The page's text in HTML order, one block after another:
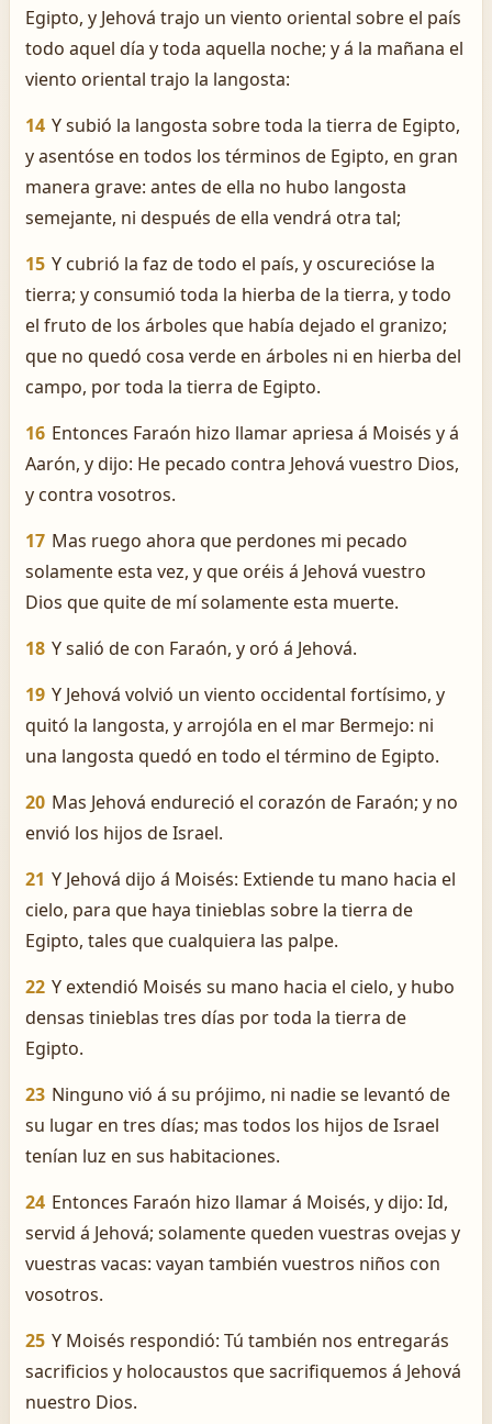
Egipto, y Jehová trajo un viento oriental sobre el país
todo aquel día y toda aquella noche; y á la mañana el
viento oriental trajo la langosta:
14 Y subió la langosta sobre toda la tierra de Egipto,
y asentóse en todos los términos de Egipto, en gran
manera grave: antes de ella no hubo langosta
semejante, ni después de ella vendrá otra tal;
15 Y cubrió la faz de todo el país, y oscurecióse la
tierra; y consumió toda la hierba de la tierra, y todo
el fruto de los árboles que había dejado el granizo;
que no quedó cosa verde en árboles ni en hierba del
campo, por toda la tierra de Egipto.
16 Entonces Faraón hizo llamar apriesa á Moisés y á
Aarón, y dijo: He pecado contra Jehová vuestro Dios,
y contra vosotros.
17 Mas ruego ahora que perdones mi pecado
solamente esta vez, y que oréis á Jehová vuestro
Dios que quite de mí solamente esta muerte.
18 Y salió de con Faraón, y oró á Jehová.
19 Y Jehová volvió un viento occidental fortísimo, y
quitó la langosta, y arrojóla en el mar Bermejo: ni
una langosta quedó en todo el término de Egipto.
20 Mas Jehová endureció el corazón de Faraón; y no
envió los hijos de Israel.
21 Y Jehová dijo á Moisés: Extiende tu mano hacia el
cielo, para que haya tinieblas sobre la tierra de
Egipto, tales que cualquiera las palpe.
22 Y extendió Moisés su mano hacia el cielo, y hubo
densas tinieblas tres días por toda la tierra de
Egipto.
23 Ninguno vió á su prójimo, ni nadie se levantó de
su lugar en tres días; mas todos los hijos de Israel
tenían luz en sus habitaciones.
24 Entonces Faraón hizo llamar á Moisés, y dijo: Id,
servid á Jehová; solamente queden vuestras ovejas y
vuestras vacas: vayan también vuestros niños con
vosotros.
25 Y Moisés respondió: Tú también nos entregarás
sacrificios y holocaustos que sacrifiquemos á Jehová
nuestro Dios.